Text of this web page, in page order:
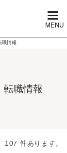
MENU
職情報
転職情報
107 件あります。